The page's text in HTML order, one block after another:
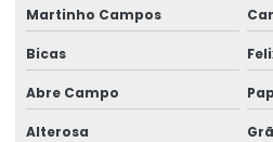
Martinho Campos
Bicas
Abre Campo
Alterosa